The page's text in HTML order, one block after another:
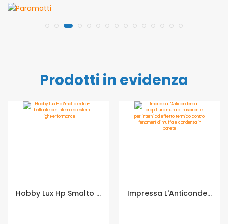
Prodotti in evidenza
Hobby Lux Hp Smalto extra-brillante per interni ed esterni High Performance - Formato in litri: 0,375 lt Impressa L'Anticondensa idropittura murale traspirante per interni ad effetto termico contro fenomeni di muffa e condensa in parete - Formato in litri: 4 lt